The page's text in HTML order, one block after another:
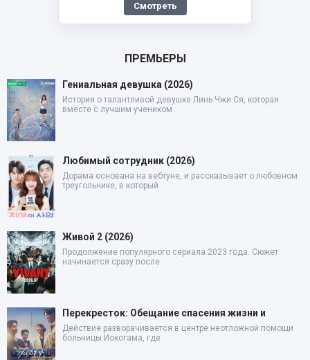
Смотреть
ПРЕМЬЕРЫ
Гениальная девушка (2026)
История о талантливой девушке Линь Чжи Ся, которая
вместе с лучшим учеником
Любимый сотрудник (2026)
Дорама основана на вебтуне, и рассказывает о любовном
треугольнике, в который
Живой 2 (2026)
Продолжение популярного сериала 2023 года. Сюжет
начинается сразу после
Перекресток: Обещание спасения жизни и
Действие разворачивается в центре неотложной помощи
больницы Иокогама, где